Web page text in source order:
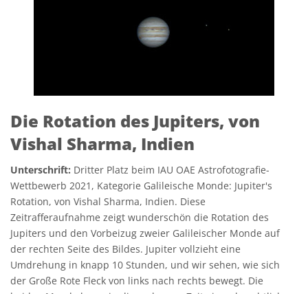
Die Rotation des Jupiters, von
Vishal Sharma, Indien
Unterschrift: Dritter Platz beim IAU OAE Astrofotografie-
Wettbewerb 2021, Kategorie Galileische Monde: Jupiter's
Rotation, von Vishal Sharma, Indien. Diese
Zeitrafferaufnahme zeigt wunderschön die Rotation des
Jupiters und den Vorbeizug zweier Galileischer Monde auf
der rechten Seite des Bildes. Jupiter vollzieht eine
Umdrehung in knapp 10 Stunden, und wir sehen, wie sich
der Große Rote Fleck von links nach rechts bewegt. Die